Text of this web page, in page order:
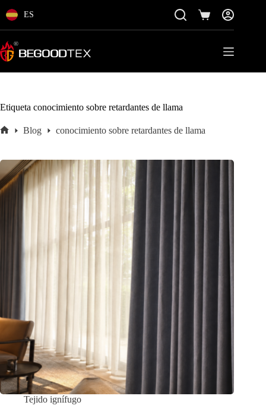
ES
Carro
de
compra
Etiqueta conocimiento sobre retardantes de llama
Blog conocimiento sobre retardantes de llama
Tejido ignífugo